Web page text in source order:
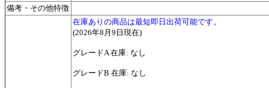
備考・その他特徴
在庫ありの商品は最短即日出荷可能です。
(2026年8月9日現在)
グレードA 在庫: なし
グレードB 在庫: なし